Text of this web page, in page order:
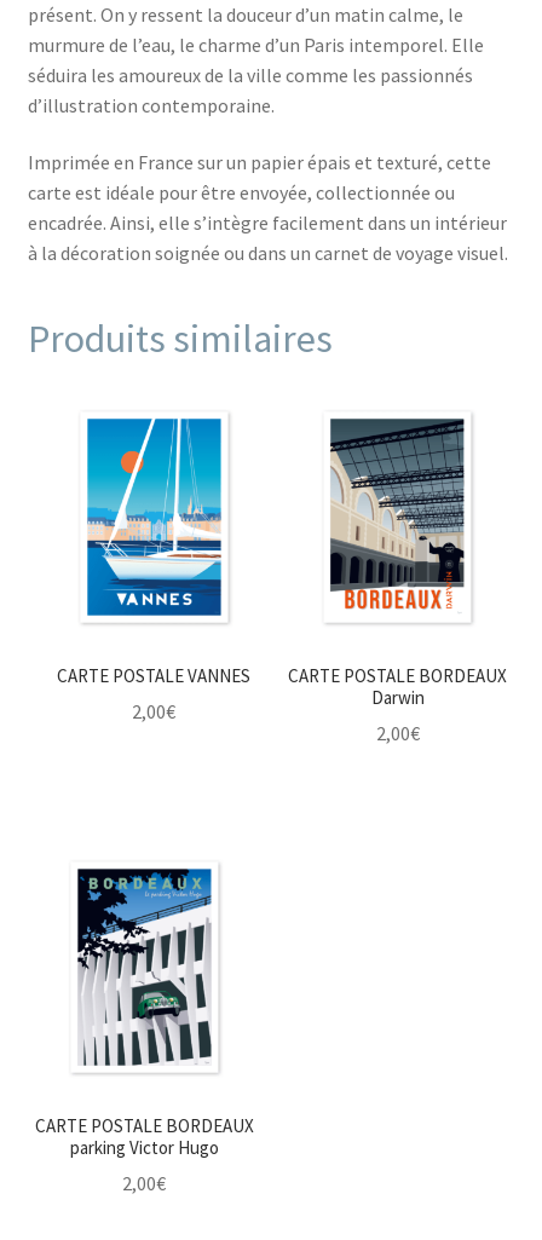
présent. On y ressent la douceur d’un matin calme, le
murmure de l’eau, le charme d’un Paris intemporel. Elle
séduira les amoureux de la ville comme les passionnés
d’illustration contemporaine.
Imprimée en France sur un papier épais et texturé, cette
carte est idéale pour être envoyée, collectionnée ou
encadrée. Ainsi, elle s’intègre facilement dans un intérieur
à la décoration soignée ou dans un carnet de voyage visuel.
Produits similaires
CARTE POSTALE VANNES
2,00€
CARTE POSTALE BORDEAUX
Darwin
2,00€
CARTE POSTALE BORDEAUX
parking Victor Hugo
2,00€